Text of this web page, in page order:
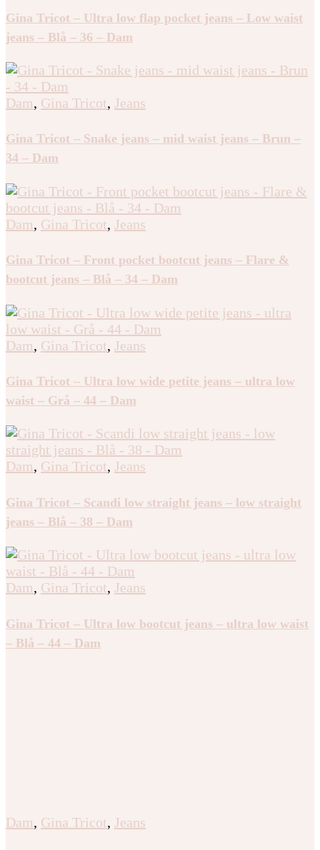
Gina Tricot – Ultra low flap pocket jeans – Low waist
jeans – Blå – 36 – Dam
Dam, Gina Tricot, Jeans
Gina Tricot – Snake jeans – mid waist jeans – Brun –
34 – Dam
Dam, Gina Tricot, Jeans
Gina Tricot – Front pocket bootcut jeans – Flare &
bootcut jeans – Blå – 34 – Dam
Dam, Gina Tricot, Jeans
Gina Tricot – Ultra low wide petite jeans – ultra low
waist – Grå – 44 – Dam
Dam, Gina Tricot, Jeans
Gina Tricot – Scandi low straight jeans – low straight
jeans – Blå – 38 – Dam
Dam, Gina Tricot, Jeans
Gina Tricot – Ultra low bootcut jeans – ultra low waist
– Blå – 44 – Dam
Dam, Gina Tricot, Jeans